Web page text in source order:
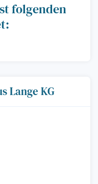
folgenden
Lange KG